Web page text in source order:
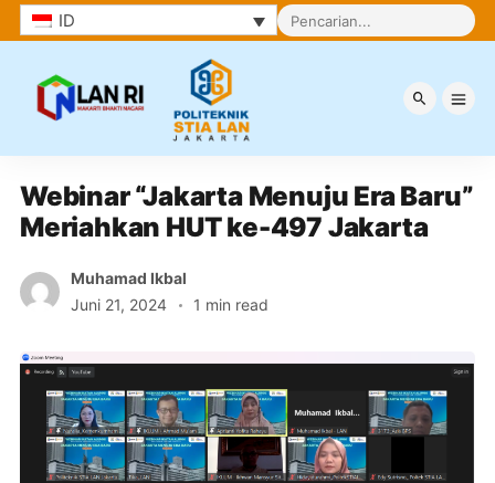
ID
Webinar “Jakarta Menuju Era Baru”
Meriahkan HUT ke-497 Jakarta
Muhamad Ikbal
Juni 21, 2024
1 min read